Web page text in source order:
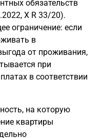
обязательств
X R 33/20).
ограничение: если
в
от проживания,
при
в соответствии
на которую
квартиры